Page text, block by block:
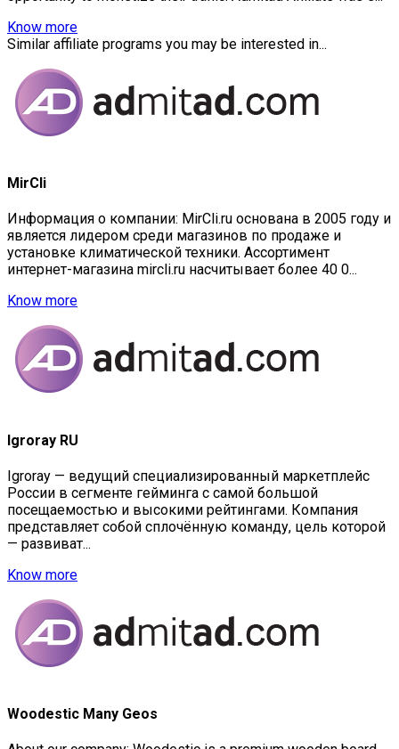
Know more
Similar affiliate programs you may be interested in...
MirCli
Информация о компании: MirCli.ru основана в 2005 году и
является лидером среди магазинов по продаже и
установке климатической техники. Ассортимент
интернет-магазина mircli.ru насчитывает более 40 0...
Know more
Igroray RU
Igroray — ведущий специализированный маркетплейс
России в сегменте гейминга с самой большой
посещаемостью и высокими рейтингами. Компания
представляет собой сплочённую команду, цель которой
— развиват...
Know more
Woodestic Many Geos